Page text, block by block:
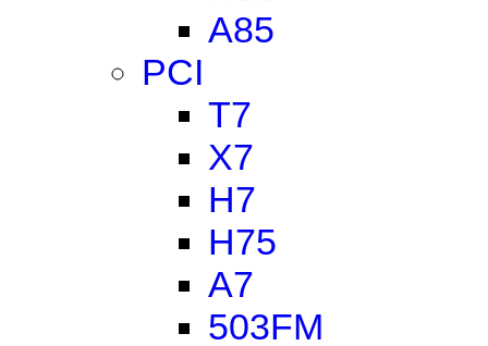
A85
PCI
T7
X7
H7
H75
A7
503FM